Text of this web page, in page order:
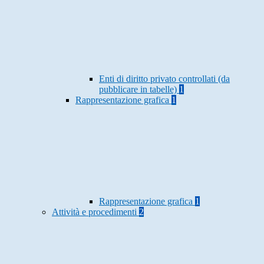
Enti di diritto privato controllati (da
pubblicare in tabelle) 1
Rappresentazione grafica 1
Rappresentazione grafica 1
Attività e procedimenti 2